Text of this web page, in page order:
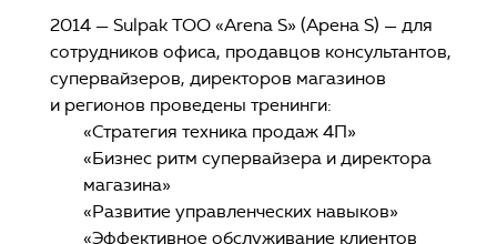
2014 — Sulpak ТОО «Arena S» (Арена S) — для
сотрудников офиса, продавцов консультантов,
супервайзеров, директоров магазинов
и регионов проведены тренинги:
«Стратегия техника продаж 4П»
«Бизнес ритм супервайзера и директора
магазина»
«Развитие управленческих навыков»
«Эффективное обслуживание клиентов